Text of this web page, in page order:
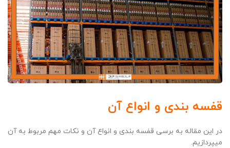
قفسه بندی و انواع آن
در این مقاله به برسی قفسه بندی و انواع آن و نکات مهم مربوط به آن
میپردازیم.